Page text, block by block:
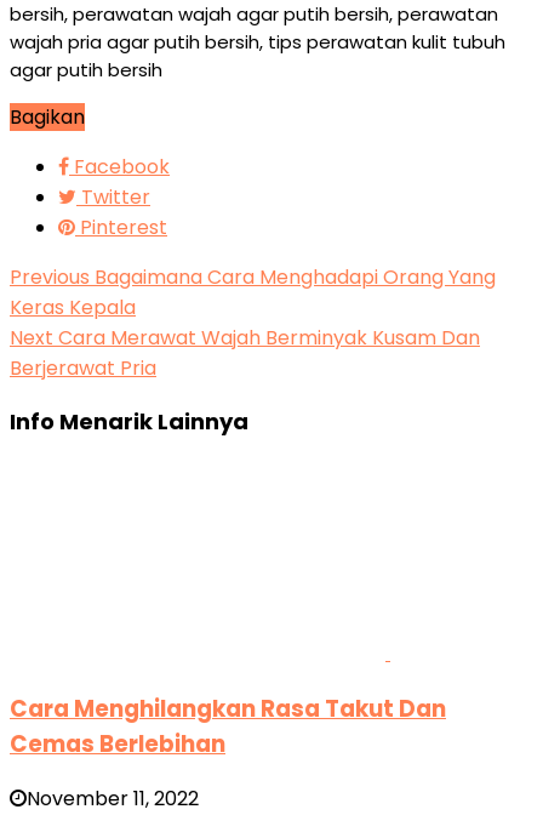
bersih, perawatan wajah agar putih bersih, perawatan
wajah pria agar putih bersih, tips perawatan kulit tubuh
agar putih bersih
Bagikan
Facebook
Twitter
Pinterest
Previous Bagaimana Cara Menghadapi Orang Yang
Keras Kepala
Next Cara Merawat Wajah Berminyak Kusam Dan
Berjerawat Pria
Info Menarik Lainnya
Cara Menghilangkan Rasa Takut Dan
Cemas Berlebihan
November 11, 2022